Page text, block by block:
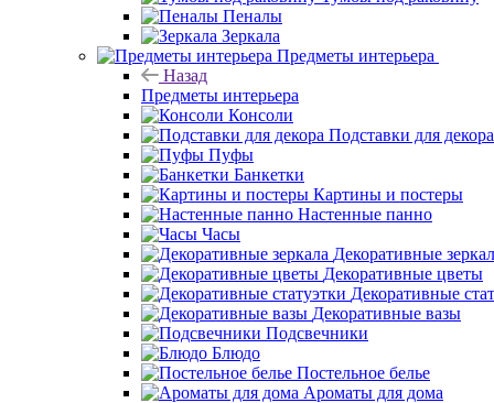
Пеналы
Зеркала
Предметы интерьера
Назад
Предметы интерьера
Консоли
Подставки для декора
Пуфы
Банкетки
Картины и постеры
Настенные панно
Часы
Декоративные
Декоративные цветы
Декоративные
Декоративные вазы
Подсвечники
Блюдо
Постельное белье
Ароматы для дома